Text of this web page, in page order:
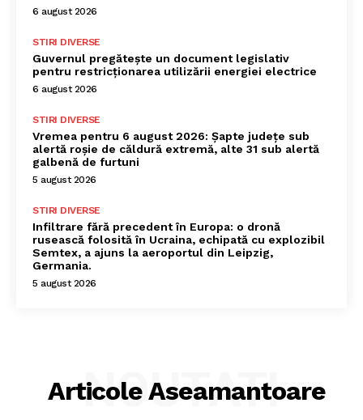
6 august 2026
STIRI DIVERSE
Guvernul pregătește un document legislativ
pentru restricționarea utilizării energiei electrice
6 august 2026
STIRI DIVERSE
Vremea pentru 6 august 2026: Șapte județe sub
alertă roșie de căldură extremă, alte 31 sub alertă
galbenă de furtuni
5 august 2026
STIRI DIVERSE
Infiltrare fără precedent în Europa: o dronă
rusească folosită în Ucraina, echipată cu explozibil
Semtex, a ajuns la aeroportul din Leipzig,
Germania.
5 august 2026
Articole Aseamantoare
NOUTATI